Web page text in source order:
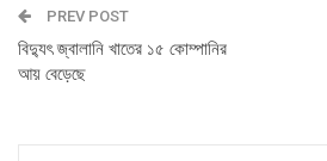
PREV POST
বিদ্যুৎ জ্বালানি খাতের ১৫ কোম্পানির
আয় বেড়েছে